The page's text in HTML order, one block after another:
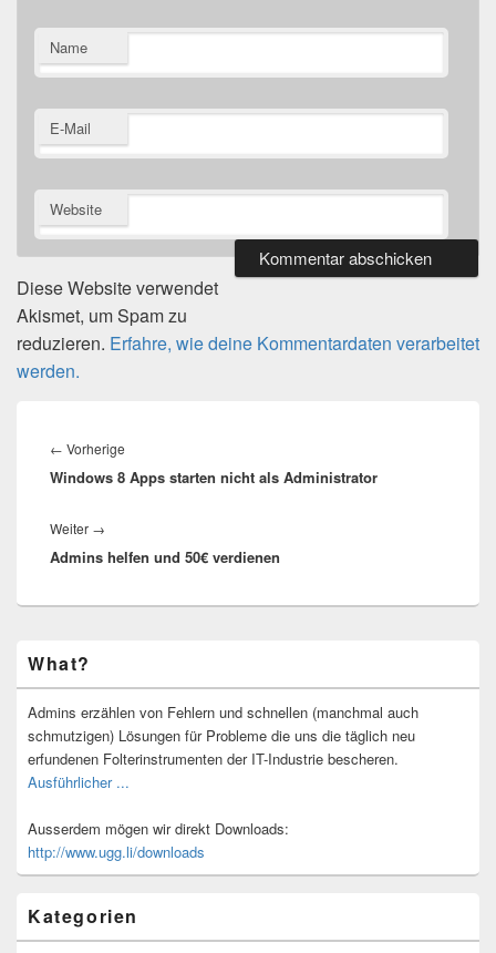
Name
E-Mail
Website
Diese Website verwendet
Akismet, um Spam zu
reduzieren. Erfahre, wie deine Kommentardaten verarbeitet
werden.
← Vorherige
Beitrag:
Windows 8 Apps starten nicht als Administrator
Weiter →
Beitrag:
Admins helfen und 50€ verdienen
Seitenleisten-
Widgetbereich
What?
Admins erzählen von Fehlern und schnellen (manchmal auch
schmutzigen) Lösungen für Probleme die uns die täglich neu
erfundenen Folterinstrumenten der IT-Industrie bescheren.
Ausführlicher ...
Ausserdem mögen wir direkt Downloads:
http://www.ugg.li/downloads
Kategorien